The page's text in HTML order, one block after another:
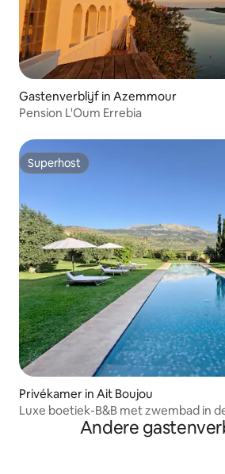
Gastenverblijf in Azemmour
Pension L'Oum Errebia
Superhost
Superhost
Privékamer in Ait Boujou
Luxe boetiek-B&B met zwembad in
Andere